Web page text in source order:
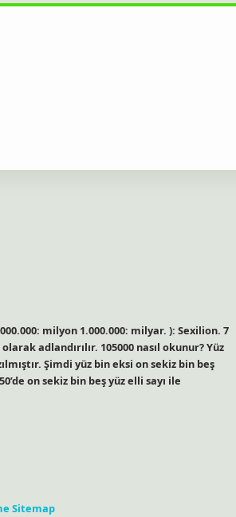
milyon 1.000.000: milyar. ): Sexilion. 7
adlandırılır. 105000 nasıl okunur? Yüz
Şimdi yüz bin eksi on sekiz bin beş
on sekiz bin beş yüz elli sayı ile
Sitemap